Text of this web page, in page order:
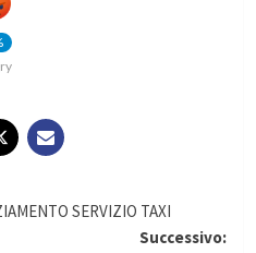
SERVIZIO TAXI
Successivo: